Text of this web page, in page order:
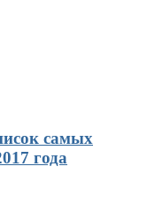
самых
года